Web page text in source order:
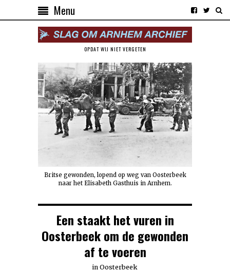
Menu
OPDAT WIJ NIET VERGETEN
Britse gewonden, lopend op weg van Oosterbeek
naar het Elisabeth Gasthuis in Arnhem.
Een staakt het vuren in
Oosterbeek om de gewonden
af te voeren
in Oosterbeek